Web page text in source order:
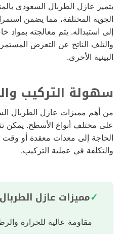
يتميز عازل الطربال السعودي
الجوية المختلفة، مما يضمن
إلى استبداله. يتم معالجته بمواد
والتلف الناتج عن التعرض
البيئية الأخرى.
سهولة التركيب
من أهم مميزات عازل الطربال
على مختلف أنواع الأسطح. يمكن
الحاجة إلى معدات معقدة أو وقت
والتكلفة في عملية التركيب.
مميزات عازل
مقاومة عالية للحرارة